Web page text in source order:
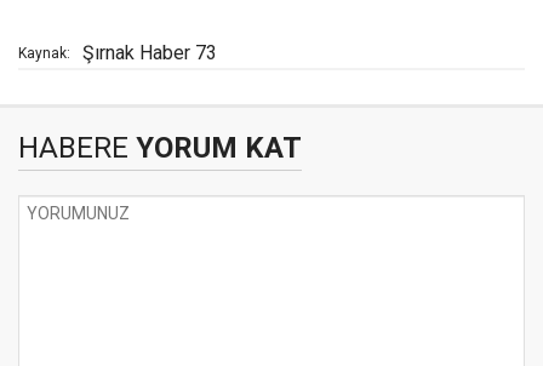
Kaynak: Şırnak Haber 73
HABERE YORUM KAT